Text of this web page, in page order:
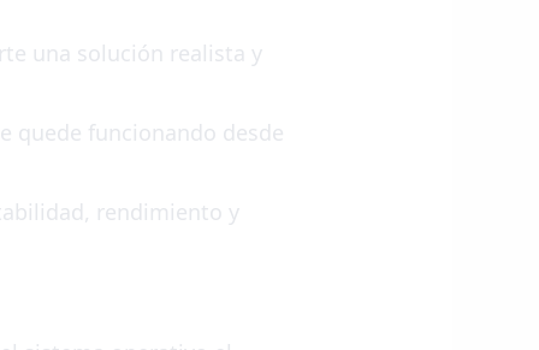
una solución realista y
quede funcionando desde
rendimiento y